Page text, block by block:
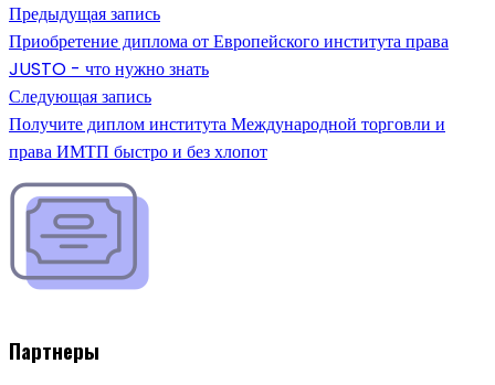
Предыдущая запись
Приобретение диплома от Европейского института права
JUSTO - что нужно знать
Следующая запись
Получите диплом института Международной торговли и
права ИМТП быстро и без хлопот
Партнеры